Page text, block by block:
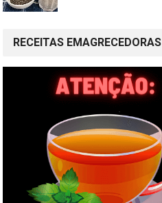
RECEITAS EMAGRECEDORAS